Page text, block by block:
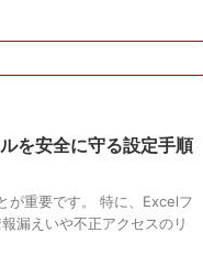
を安全に守る設定手順
が重要です。 特に、Excelフ
漏えいや不正アクセスのリ